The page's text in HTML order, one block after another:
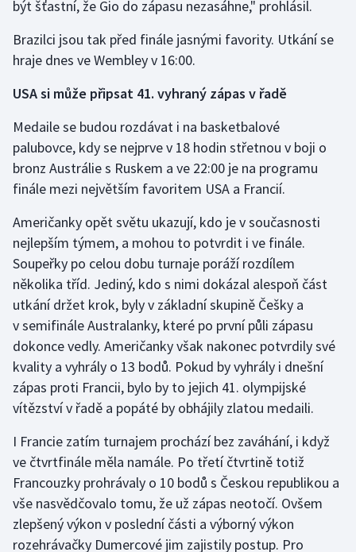
Veslování
Vodní slalom
Ostatní
být šťastní, že Gio do zápasu nezasáhne," prohlásil.
Brazilci jsou tak před finále jasnými favority. Utkání se
hraje dnes ve Wembley v 16:00.
USA si může připsat 41. vyhraný zápas v řadě
Medaile se budou rozdávat i na basketbalové
palubovce, kdy se nejprve v 18 hodin střetnou v boji o
bronz Austrálie s Ruskem a ve 22:00 je na programu
finále mezi největším favoritem USA a Francií.
Američanky opět světu ukazují, kdo je v současnosti
nejlepším týmem, a mohou to potvrdit i ve finále.
Soupeřky po celou dobu turnaje poráží rozdílem
několika tříd. Jediný, kdo s nimi dokázal alespoň část
utkání držet krok, byly v základní skupině Češky a
v semifinále Australanky, které po první půli zápasu
dokonce vedly. Američanky však nakonec potvrdily své
kvality a vyhrály o 13 bodů. Pokud by vyhrály i dnešní
zápas proti Francii, bylo by to jejich 41. olympijské
vítězství v řadě a popáté by obhájily zlatou medaili.
I Francie zatím turnajem prochází bez zaváhání, i když
ve čtvrtfinále měla namále. Po třetí čtvrtině totiž
Francouzky prohrávaly o 10 bodů s Českou republikou a
vše nasvědčovalo tomu, že už zápas neotočí. Ovšem
zlepšený výkon v poslední části a výborný výkon
rozehrávačky Dumercové jim zajistily postup. Pro